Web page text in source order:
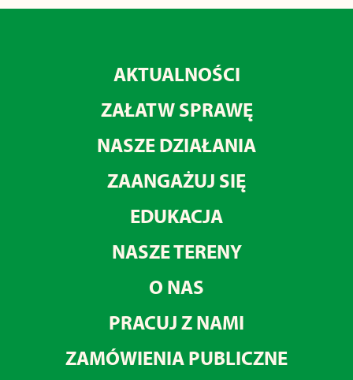
AKTUALNOŚCI
ZAŁATW SPRAWĘ
NASZE DZIAŁANIA
ZAANGAŻUJ SIĘ
EDUKACJA
NASZE TERENY
O NAS
PRACUJ Z NAMI
ZAMÓWIENIA PUBLICZNE